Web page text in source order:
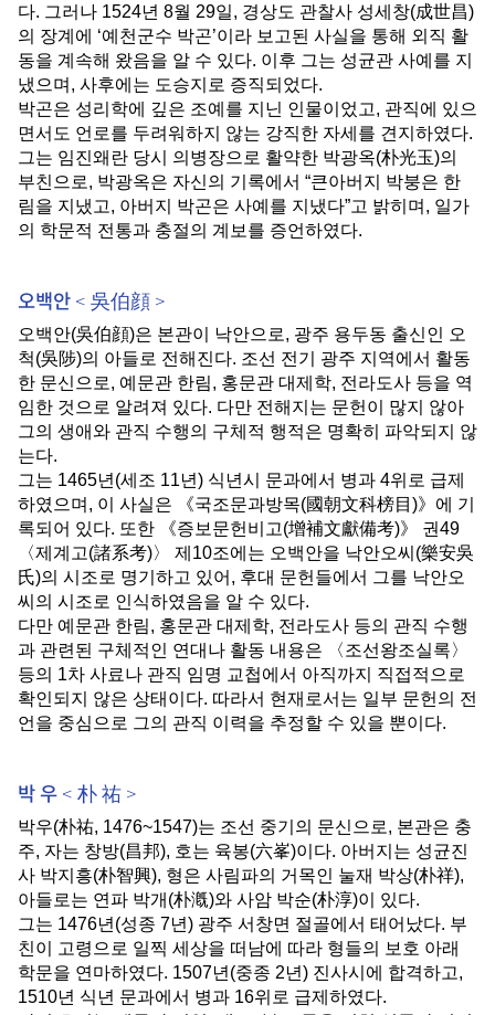
다. 그러나 1524년 8월 29일, 경상도 관찰사 성세창(成世昌)
의 장계에 ‘예천군수 박곤’이라 보고된 사실을 통해 외직 활
동을 계속해 왔음을 알 수 있다. 이후 그는 성균관 사예를 지
냈으며 , 사후에는 도승지로 증직되었다.
박곤은 성리학에 깊은 조예를 지닌 인물이었고, 관직에 있으
면서도 언로를 두려워하지 않는 강직한 자세를 견지하였다.
그는 임진왜란 당시 의병장으로 활약한 박광옥(朴光玉)의
부친으로, 박광옥은 자신의 기록에서 “큰아버지 박붕은 한
림을 지냈고, 아버지 박곤은 사예를 지냈다”고 밝히며 , 일가
의 학문적 전통과 충절의 계보를 증언하였다.
오백안 < 吳伯顔 >
오백안(吳伯顔)은 본관이 낙안으로, 광주 용두동 출신인 오
척(吳陟)의 아들로 전해진다. 조선 전기 광주 지역에서 활동
한 문신으로, 예문관 한림, 홍문관 대제학, 전라도사 등을 역
임한 것으로 알려져 있다. 다만 전해지는 문헌이 많지 않아
그의 생애와 관직 수행의 구체적 행적은 명확히 파악되지 않
는다.
그는 1465년 (세조 11년) 식년시 문과에서 병과 4위로 급제
하였으며 , 이 사실은 《국조문과방목(國朝文科榜目 )》 에 기
록되어 있다. 또한 《증보문헌비고(增補文獻備考)》 권49
〈제계고(諸系考)〉 제 10조에는 오백안을 낙안오씨 (樂安吳
氏)의 시조로 명기하고 있어 , 후대 문헌들에서 그를 낙안오
씨의 시조로 인식하였음을 알 수 있다.
다만 예문관 한림, 홍문관 대제학, 전라도사 등의 관직 수행
과 관련된 구체적인 연대나 활동 내용은
〈조선왕조실록〉
등의 1차 사료나 관직 임명 교첩에서 아직까지 직접적으로
확인되지 않은 상태이다. 따라서 현재로서는 일부 문헌의 전
언을 중심으로 그의 관직 이력을 추정할 수 있을 뿐이다.
박 우 < 朴 祐 >
박우(朴祐, 1476~1547)는 조선 중기의 문신으로, 본관은 충
주, 자는 창방(昌邦), 호는 육봉(六峯)이다. 아버지는 성균진
사 박지흥(朴智興), 형은 사림파의 거목인 눌재 박상(朴祥),
아들로는 연파 박개 (朴漑)와 사암 박순(朴淳)이 있다.
그는 1476년 (성종 7년) 광주 서창면 절골에서 태어났다. 부
친이 고령으로 일찍 세상을 떠남에 따라 형들의 보호 아래
학문을 연마하였다. 1507년 (중종 2년) 진사시에 합격하고,
1510년 식년 문과에서 병과 16위로 급제하였다.